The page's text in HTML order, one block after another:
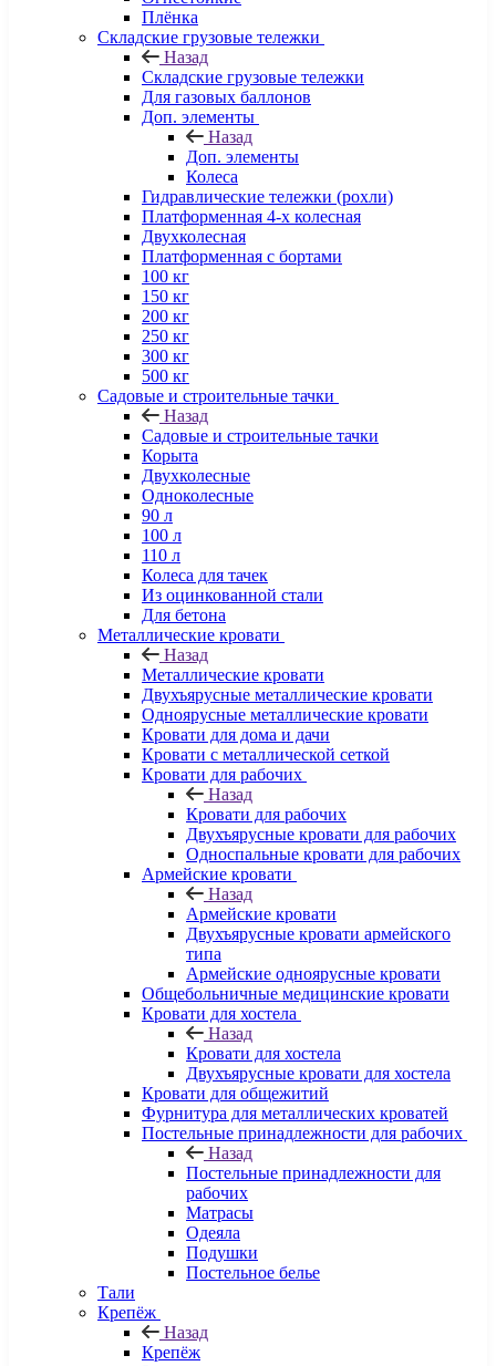
Плёнка
Складские грузовые тележки
Назад
Складские грузовые тележки
Для газовых баллонов
Доп. элементы
Назад
Доп. элементы
Колеса
Гидравлические тележки (рохли)
Платформенная 4-х колесная
Двухколесная
Платформенная с бортами
100 кг
150 кг
200 кг
250 кг
300 кг
500 кг
Садовые и строительные тачки
Назад
Садовые и строительные тачки
Корыта
Двухколесные
Одноколесные
90 л
100 л
110 л
Колеса для тачек
Из оцинкованной стали
Для бетона
Металлические кровати
Назад
Металлические кровати
Двухъярусные металлические кровати
Одноярусные металлические кровати
Кровати для дома и дачи
Кровати с металлической сеткой
Кровати для рабочих
Назад
Кровати для рабочих
Двухъярусные кровати для рабочих
Односпальные кровати для рабочих
Армейские кровати
Назад
Армейские кровати
Двухъярусные кровати армейского
типа
Армейские одноярусные кровати
Общебольничные медицинские кровати
Кровати для хостела
Назад
Кровати для хостела
Двухъярусные кровати для хостела
Кровати для общежитий
Фурнитура для металлических кроватей
Постельные принадлежности для рабочих
Назад
Постельные принадлежности для
рабочих
Матрасы
Одеяла
Подушки
Постельное белье
Тали
Крепёж
Назад
Крепёж